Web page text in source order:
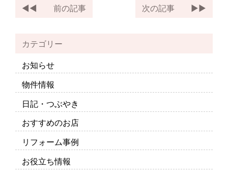
前の記事 次の記事
カテゴリー
お知らせ
物件情報
日記・つぶやき
おすすめのお店
リフォーム事例
お役立ち情報